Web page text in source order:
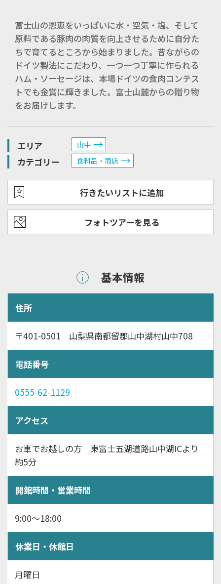
富士山の恩恵をいっぱいに水・空気・塩、そして
原料である豚肉の肉質を向上させるために自分た
ちで育てるところから始まりました。昔ながらの
ドイツ製法にこだわり、一つ一つ丁寧に作られる
ハム・ソーセージは、本場ドイツの食肉コンテス
トでも金賞に輝きました。富士山麓からの贈り物
をお届けします。
エリア 山中
カテゴリー 食料品・商店
行きたいリストに追加
フォトツアーを見る
基本情報
住所
〒401-0501 山梨県南都留郡山中湖村山中708
電話番号
0555-62-1129
アクセス
お車でお越しの方 東富士五湖道路山中湖ICより
約5分
開館時間・営業時間
9:00～18:00
休業日・休館日
月曜日